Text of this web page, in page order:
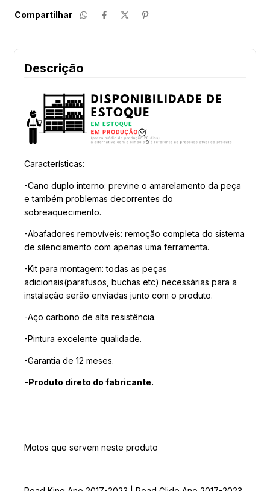
Compartilhar
Descrição
Características:
-Cano duplo interno: previne o amarelamento da peça
e também problemas decorrentes do
sobreaquecimento.
-Abafadores removíveis: remoção completa do sistema
de silenciamento com apenas uma ferramenta.
-Kit para montagem: todas as peças
adicionais(parafusos, buchas etc) necessárias para a
instalação serão enviadas junto com o produto.
-Aço carbono de alta resistência.
-Pintura excelente qualidade.
-Garantia de 12 meses.
-Produto direto do fabricante.
Motos que servem neste produto